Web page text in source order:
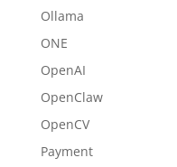
Ollama
ONE
OpenAI
OpenClaw
OpenCV
Payment